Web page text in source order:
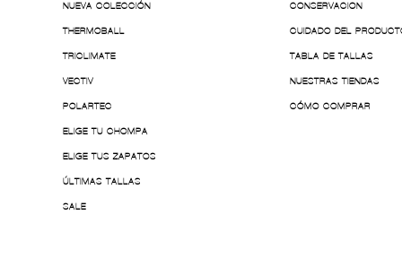
NUEVA COLECCIÓN
THERMOBALL
TRICLIMATE
VECTIV
POLARTEC
ELIGE TU CHOMPA
ELIGE TUS ZAPATOS
ÚLTIMAS TALLAS
SALE
CONSERVACION
CUIDADO DEL
TABLA DE TALLAS
NUESTRAS TIENDAS
CÓMO COMPRAR